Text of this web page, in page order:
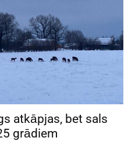
atkāpjas, bet sals
grādiem